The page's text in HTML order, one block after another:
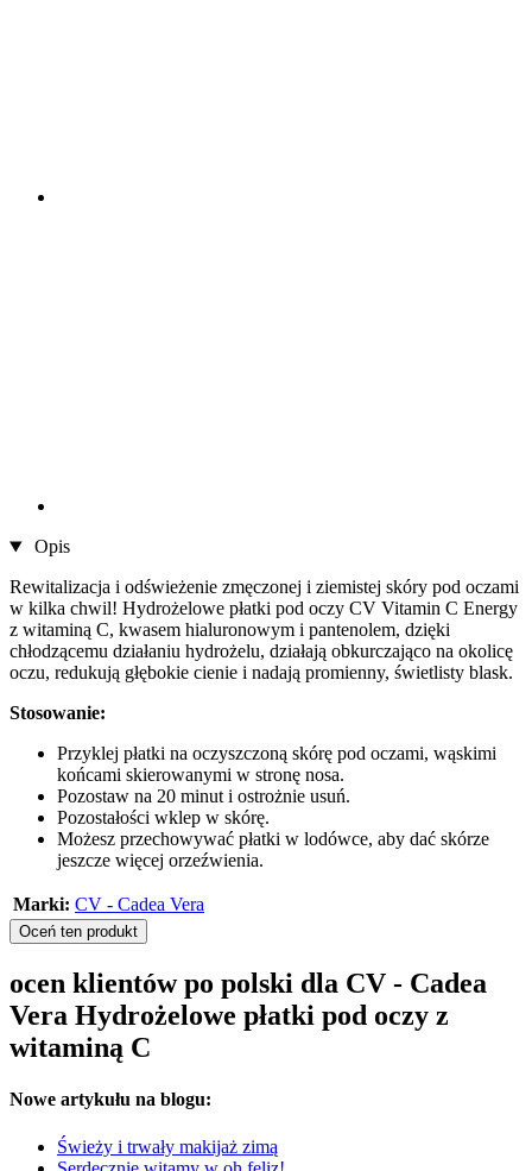
Opis
Rewitalizacja i odświeżenie zmęczonej i ziemistej skóry pod oczami
w kilka chwil! Hydrożelowe płatki pod oczy CV Vitamin C Energy
z witaminą C, kwasem hialuronowym i pantenolem, dzięki
chłodzącemu działaniu hydrożelu, działają obkurczająco na okolicę
oczu, redukują głębokie cienie i nadają promienny, świetlisty blask.
Stosowanie:
Przyklej płatki na oczyszczoną skórę pod oczami, wąskimi
końcami skierowanymi w stronę nosa.
Pozostaw na 20 minut i ostrożnie usuń.
Pozostałości wklep w skórę.
Możesz przechowywać płatki w lodówce, aby dać skórze
jeszcze więcej orzeźwienia.
Marki: CV - Cadea Vera
Oceń ten produkt
ocen klientów po polski dla CV - Cadea
Vera Hydrożelowe płatki pod oczy z
witaminą C
Nowe artykułu na blogu:
Świeży i trwały makijaż zimą